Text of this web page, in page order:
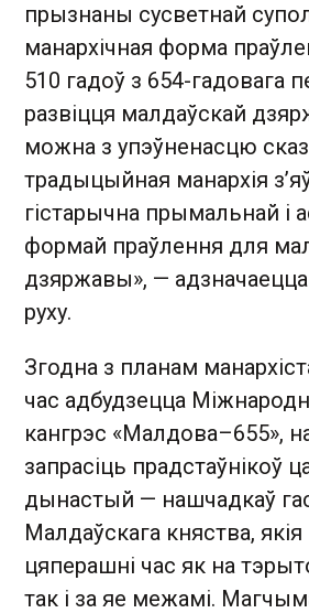
прызнаны сусветнай
манархічная форма
510 гадоў з 654-гадовага
развіцця малдаўскай
можна з упэўненасцю
традыцыйная манархія
гістарычна прымальнай і
формай праўлення для
дзяржавы», — адзначаецца
руху.
Згодна з планам
час адбудзецца
кангрэс «Малдова–655»,
запрасіць прадстаўнікоў
дынастый — нашчадкаў
Малдаўскага княства,
цяперашні час як на
так і за яе межамі.